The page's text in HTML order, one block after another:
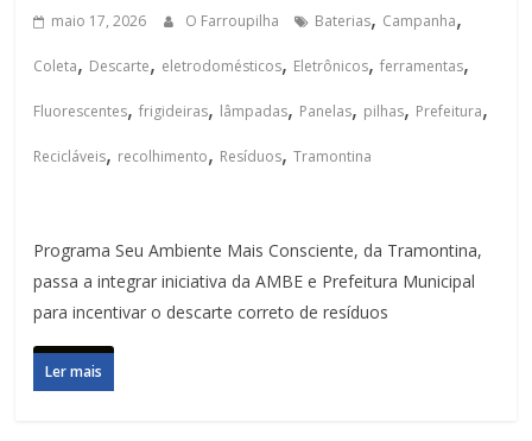
maio 17, 2026 O Farroupilha Baterias, Campanha,
Coleta, Descarte, eletrodomésticos, Eletrônicos,ferramentas,
Fluorescentes,frigideiras, lâmpadas, Panelas, pilhas, Prefeitura,
Recicláveis, recolhimento, Resíduos,Tramontina
Programa Seu Ambiente Mais Consciente, da Tramontina,
passa a integrar iniciativa da AMBE e Prefeitura Municipal
para incentivar o descarte correto de resíduos
Ler mais